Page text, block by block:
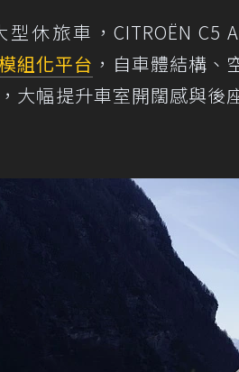
休旅車，CITROËN C5
組化平台 ，自車體結構、
大幅提升車室開闊感與